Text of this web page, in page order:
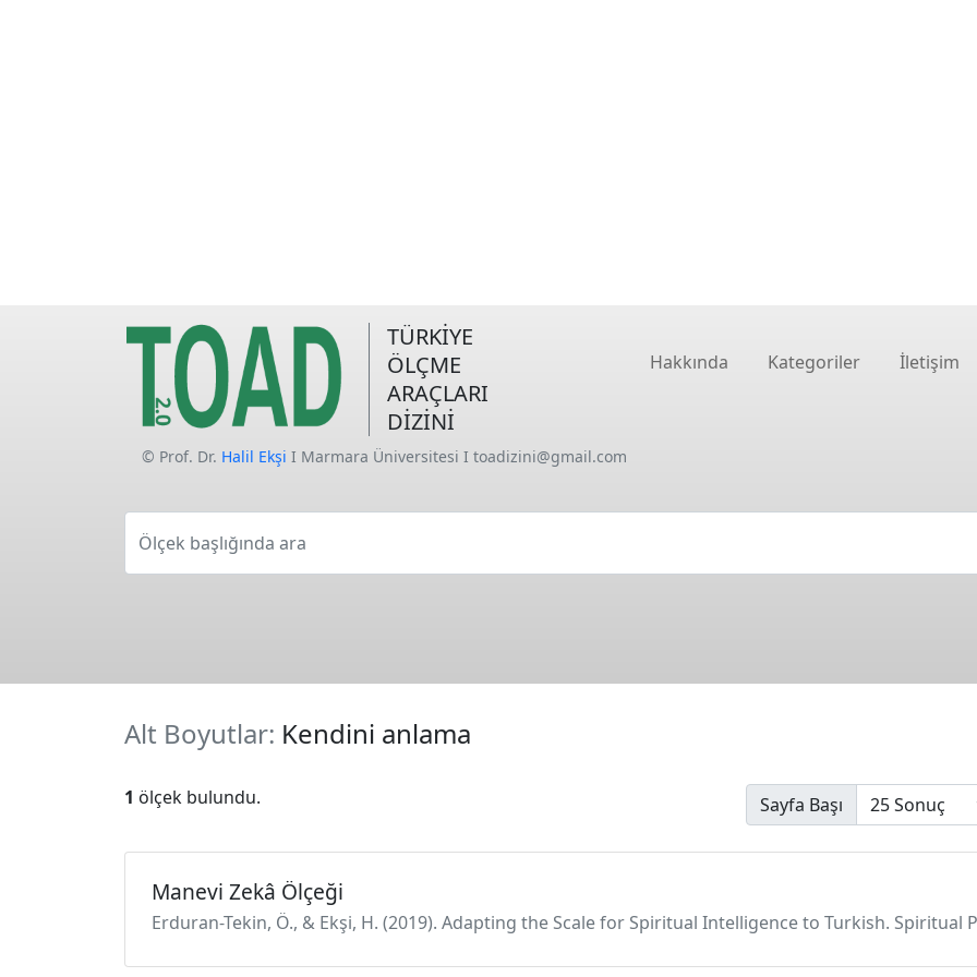
TÜRKİYE
ÖLÇME
ARAÇLARI
DİZİNİ
Hakkında Kategoriler İletişim
© Prof. Dr. Halil Ekşi I Marmara Üniversitesi I toadizini@gmail.com
Ölçek başlığında ara
Alt Boyutlar: Kendini anlama
1 ölçek bulundu. Sayfa Başı
Manevi Zekâ Ölçeği
Erduran-Tekin, Ö., & Ekşi, H. (2019). Adapting the Scale for Spiritual Intelligence to Turkish. Spiritual